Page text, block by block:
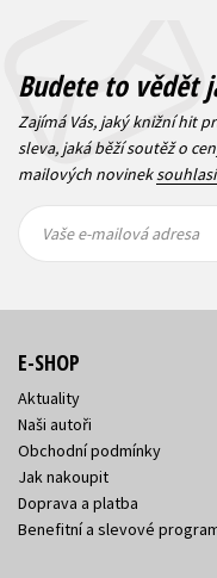
Budete to vědět
Zajímá Vás, jaký knižní hit
sleva, jaká běží soutěž o
mailových novinek
mailová
mailová
Vaše e-mailová adresa
E-SHOP
Aktuality
Naši autoři
Obchodní podmínky
Jak nakoupit
Doprava a platba
Benefitní a slevové